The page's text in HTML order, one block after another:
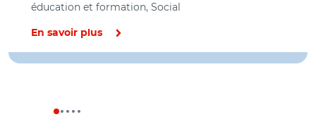
éducation et formation, Social
En savoir plus